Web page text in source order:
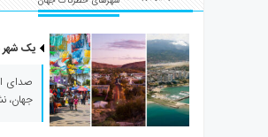
یک شهر در
جهان،